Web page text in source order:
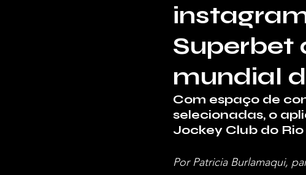
Superbet
mundial
Com espaço de
selecionadas, o
Jockey Club do
Por Patricia Burlamaqui,